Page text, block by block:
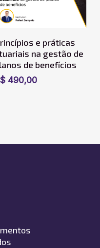
Adicionar Ao
Carrinho
e práticas
na gestão de
de benefícios
490,00